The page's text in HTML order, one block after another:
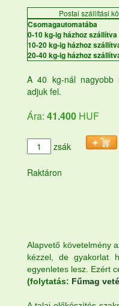
Postai szállítási
Csomagautomatába
0-10 kg-ig házhoz szállítva
10-20 kg-ig házhoz
20-40 kg-ig házhoz
A 40 kg-nál nagyobb
adjuk fel.
Ára: 41.400 HUF
zsák
Raktáron
Alapvető követelmény
kézzel, de gyakorlat
egyenletes lesz. Ezért
(folytatás: Fűmag